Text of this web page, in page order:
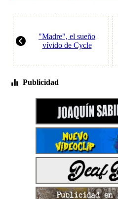
"Madre", el sueño
vívido de Cycle
Publicidad